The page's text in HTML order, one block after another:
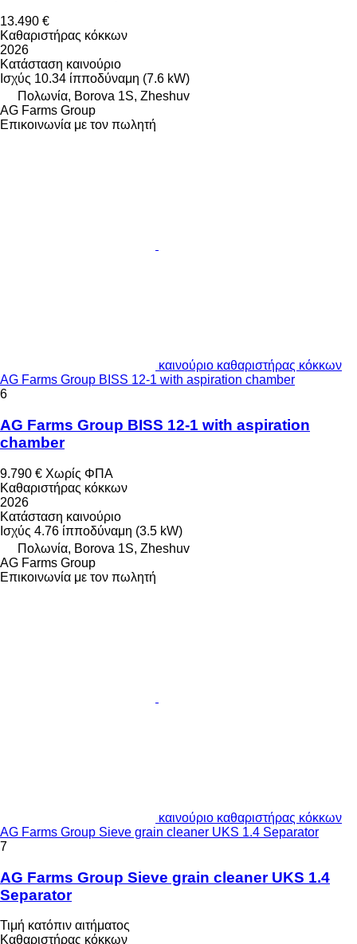
13.490 €
Καθαριστήρας κόκκων
2026
Κατάσταση καινούριο
Ισχύς 10.34 ίπποδύναμη (7.6 kW)
Πολωνία, Borova 1S, Zheshuv
AG Farms Group
Επικοινωνία με τον πωλητή
καινούριο καθαριστήρας κόκκων
AG Farms Group BISS 12-1 with aspiration chamber
6
AG Farms Group BISS 12-1 with aspiration
chamber
9.790 € Χωρίς ΦΠΑ
Καθαριστήρας κόκκων
2026
Κατάσταση καινούριο
Ισχύς 4.76 ίπποδύναμη (3.5 kW)
Πολωνία, Borova 1S, Zheshuv
AG Farms Group
Επικοινωνία με τον πωλητή
καινούριο καθαριστήρας κόκκων
AG Farms Group Sieve grain cleaner UKS 1.4 Separator
7
AG Farms Group Sieve grain cleaner UKS 1.4
Separator
Τιμή κατόπιν αιτήματος
Καθαριστήρας κόκκων